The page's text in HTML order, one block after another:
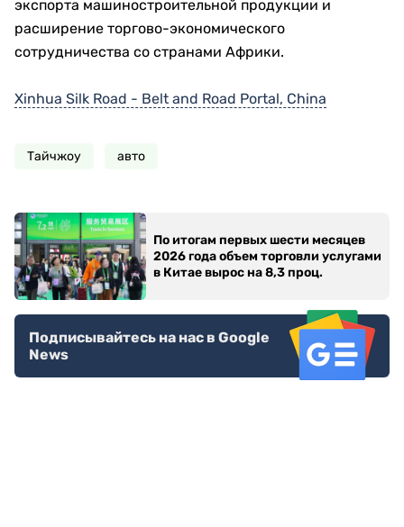
экспорта машиностроительной продукции и
расширение торгово-экономического
сотрудничества со странами Африки.
Xinhua Silk Road - Belt and Road Portal, China
Тайчжоу авто
По итогам первых шести месяцев
2026 года объем торговли услугами
в Китае вырос на 8,3 проц.
Подписывайтесь на нас в Google
News